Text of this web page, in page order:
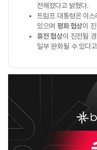
전해졌다고 밝혔다.
트럼프 대통령은 이
있으며 평화 협상이
휴전 협상이 진전될
일부 완화될 수 있다